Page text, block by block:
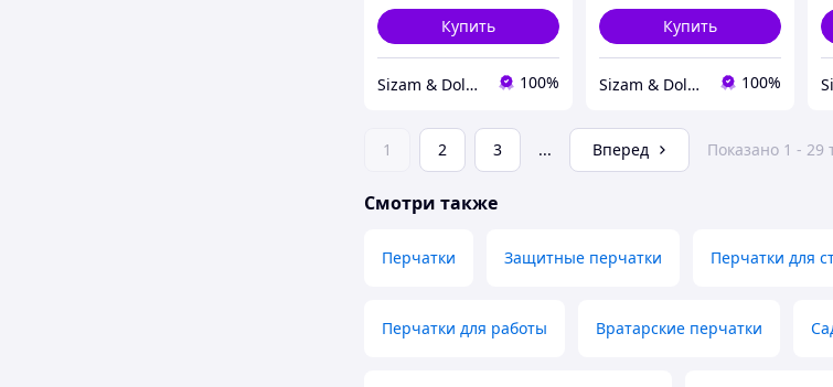
Купить
Sizam & Doloni 100%
Купить
Sizam & Doloni 100%
1 2 3 ... Вперед Показано 1 - 29
Смотри также
Перчатки Защитные перчатки Перчатки для
Перчатки для работы Вратарские перчатки